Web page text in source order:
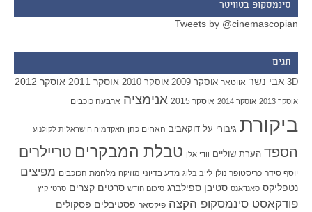
סינמסקופ בטוויטר
Tweets by @cinemascopian
תגים
3D אבי נשר אווטאר אוסקר 2009 אוסקר 2010 אוסקר 2011 אוסקר 2012
אוסקר 2013 אוסקר 2014 אוסקר 2015 אנימציה ארבעה כוכבים
ביקורת גיבורי על דוקאביב האחים כהן האקדמיה הישראלית לקולנוע
הספד הערת שוליים וודי אלן טבלת המבקרים טריילרים
יוסף סידר כריסטופר נולן לייב בלוג מדע בדיוני מוזיקה מלחמת הכוכבים מפיצים
נטפליקס סאנדאנס סטיבן ספילברג סיכום חודש סרטים קצרים סרטי קיץ
פודקאסט סינמסקופ הקצה פיקסאר פסטיבלים פסקולים